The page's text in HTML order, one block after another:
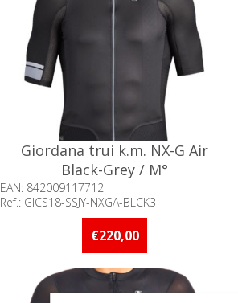
Giordana trui k.m. NX-G Air
Black-Grey / M°
EAN: 842009117712
Ref.: GICS18-SSJY-NXGA-BLCK3
Beschikbaarheid:: Minder dan 5 stuks
€220,00